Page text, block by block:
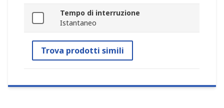
Tempo di interruzione
Istantaneo
Trova prodotti simili